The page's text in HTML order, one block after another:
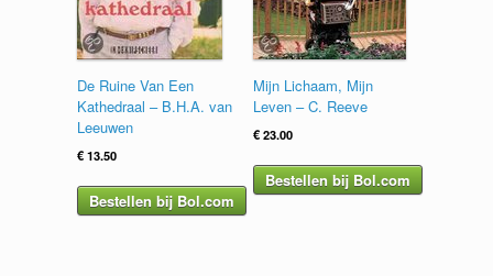
De Ruine Van Een
Kathedraal – B.H.A. van
Leeuwen
€13.50
Bestellen bij Bol.com
Mijn Lichaam, Mijn
Leven – C. Reeve
€23.00
Bestellen bij Bol.com